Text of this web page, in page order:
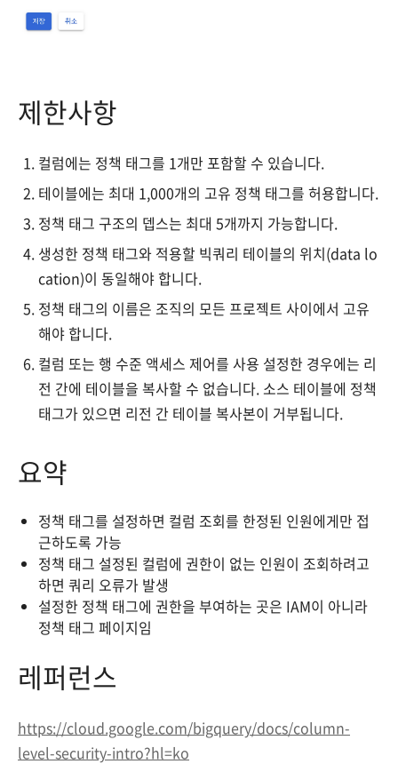
제한사항
컬럼에는 정책 태그를 1개만 포함할 수 있습니다.
테이블에는 최대 1,000개의 고유 정책 태그를 허용합니다.
정책 태그 구조의 뎁스는 최대 5개까지 가능합니다.
생성한 정책 태그와 적용할 빅쿼리 테이블의 위치(data lo
cation)이 동일해야 합니다.
정책 태그의 이름은 조직의 모든 프로젝트 사이에서 고유
해야 합니다.
컬럼 또는 행 수준 액세스 제어를 사용 설정한 경우에는 리
전 간에 테이블을 복사할 수 없습니다. 소스 테이블에 정책
태그가 있으면 리전 간 테이블 복사본이 거부됩니다.
요약
정책 태그를 설정하면 컬럼 조회를 한정된 인원에게만 접
근하도록 가능
정책 태그 설정된 컬럼에 권한이 없는 인원이 조회하려고
하면 쿼리 오류가 발생
설정한 정책 태그에 권한을 부여하는 곳은 IAM이 아니라
정책 태그 페이지임
레퍼런스
https://cloud.google.com/bigquery/docs/column-
level-security-intro?hl=ko